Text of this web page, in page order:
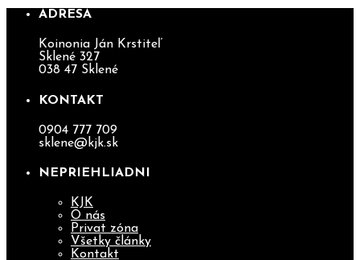
ADRESA
Koinonia Ján Krstiteľ
Sklené 327
038 47 Sklené
KONTAKT
0904 777 709
sklene@kjk.sk
NEPRIEHLIADNI
KJK
O nás
Privat zóna
Všetky články
Kontakt